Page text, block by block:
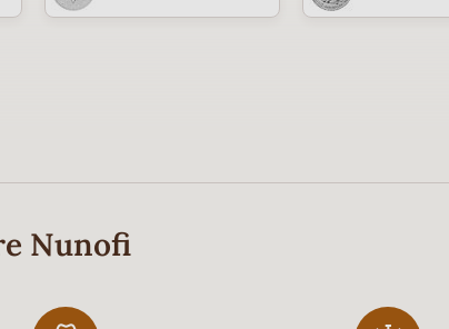
Nunofi